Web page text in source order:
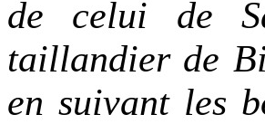
de celui de
taillandier de
en suivant les